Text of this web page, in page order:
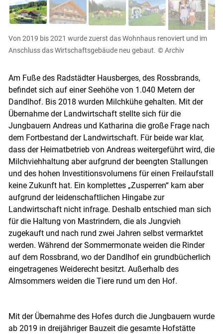
Skip to main content
Von 2019 bis 2021 wurde zuerst das Wohnhaus renoviert und im
Anschluss das Wirtschaftsgebäude neu gebaut. © Archiv
Am Fuße des Radstädter Hausberges, des Rossbrands,
befindet sich auf einer Seehöhe von 1.040 Metern der
Dandlhof. Bis 2018 wurden Milchkühe gehalten. Mit der
Übernahme der Landwirtschaft stellte sich für die
Jungbauern Andreas und Katharina die große Frage nach
dem Fortbestand der Landwirtschaft. Für beide war klar,
dass der Heimatbetrieb von Andreas weitergeführt wird, die
Milchviehhaltung aber aufgrund der beengten Stallungen
und des hohen Investitionsvolumens für einen Freilaufstall
keine Zukunft hat. Ein komplettes „Zusperren“ kam aber
aufgrund der leidenschaftlichen Hingabe zur
Landwirtschaft nicht infrage. Deshalb entschied man sich
für die Haltung von Mastrindern, die als Jungvieh
zugekauft und nach rund zwei Jahren selbst vermarktet
werden. Während der Sommermonate weiden die Rinder
auf dem Rossbrand, wo der Dandlhof ein grundbücherlich
eingetragenes Weiderecht besitzt. Außerhalb des
Almsommers weiden die Tiere rund um den Hof.
Mit der Übernahme des Hofes durch die Jungbauern wurde
ab 2019 in dreijähriger Bauzeit die gesamte Hofstätte